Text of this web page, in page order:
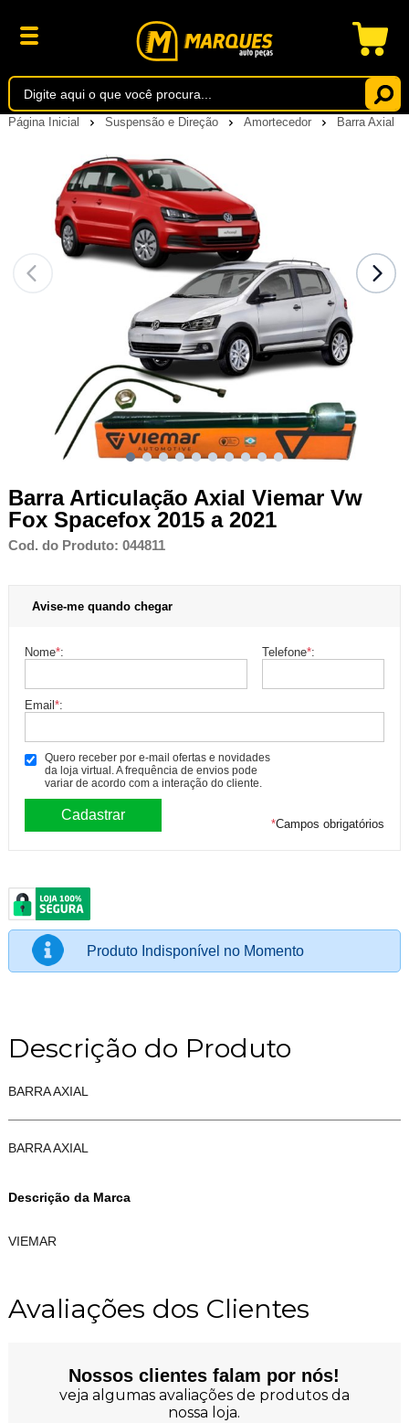
Página Inicial Suspensão e Direção Amortecedor Barra Axial
Barra Articulação Axial Viemar Vw
Fox Spacefox 2015 a 2021
Cod. do Produto: 044811
Avise-me quando chegar
Nome*: Telefone*:
Email*:
Quero receber por e-mail ofertas e novidades
da loja virtual. A frequência de envios pode
variar de acordo com a interação do cliente.
*Campos obrigatórios
Produto Indisponível no Momento
Descrição do Produto
BARRA AXIAL
BARRA AXIAL
Descrição da Marca
VIEMAR
Avaliações dos Clientes
Nossos clientes falam por nós!
veja algumas avaliações de produtos da
nossa loja.